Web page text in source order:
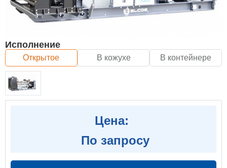
Исполнение
Открытое В кожухе В контейнере
Цена:
По запросу